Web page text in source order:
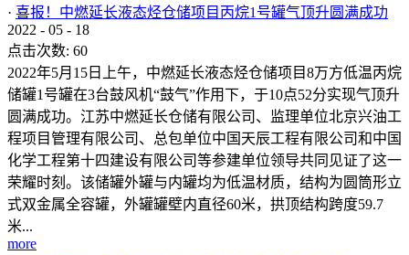
· 喜报！中燃延长液态烃仓储项目丙烷1号罐气顶升圆满成功
2022 - 05 - 18
点击次数: 60
2022年5月15日上午，中燃延长液态烃仓储项目8万方低温丙烷
储罐1号罐在3台鼓风机“鼓气”作用下，于10点52分实现气顶升
圆满成功。江苏中燃延长仓储有限公司、监理单位北京兴油工
程项目管理有限公司、总包单位中国天辰工程有限公司和中国
化学工程第十四建设有限公司等参建单位领导共同见证了这一
荣耀时刻。该储罐外罐与内罐均为低温材质，结构为圆筒形立
式双金属全容罐，外罐罐壁内直径60米，拱顶结构跨度59.7
米...
more